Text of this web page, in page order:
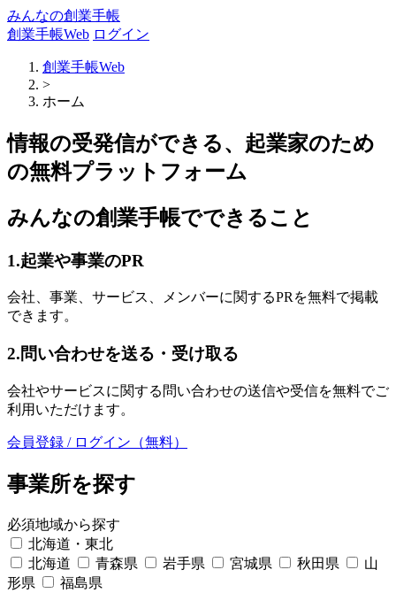
みんなの創業手帳
創業手帳Web ログイン
創業手帳Web
>
ホーム
情報の受発信ができる、起業家のため
の無料プラットフォーム
みんなの創業手帳でできること
1.起業や事業のPR
会社、事業、サービス、メンバーに関するPRを無料で掲載
できます。
2.問い合わせを送る・受け取る
会社やサービスに関する問い合わせの送信や受信を無料でご
利用いただけます。
会員登録 / ログイン（無料）
事業所を探す
必須地域から探す
北海道・東北
北海道
青森県 岩手県 宮城県 秋田県
山
形県
福島県